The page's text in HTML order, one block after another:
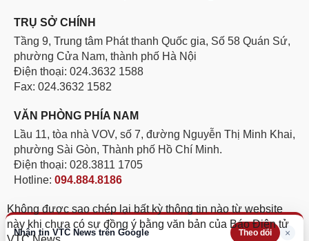
Nhận tin VTC News trên Google Theo dõi ×
TRỤ SỞ CHÍNH
Tầng 9, Trung tâm Phát thanh Quốc gia, Số 58 Quán Sứ,
phường Cửa Nam, thành phố Hà Nội
Điện thoại: 024.3632 1588
Fax: 024.3632 1582
VĂN PHÒNG PHÍA NAM
Lầu 11, tòa nhà VOV, số 7, đường Nguyễn Thị Minh Khai,
phường Sài Gòn, Thành phố Hồ Chí Minh.
Điện thoại: 028.3811 1705
Hotline: 094.884.8186
Không được sao chép lại bất kỳ thông tin nào từ website
này khi chưa có sự đồng ý bằng văn bản của Báo Điện tử